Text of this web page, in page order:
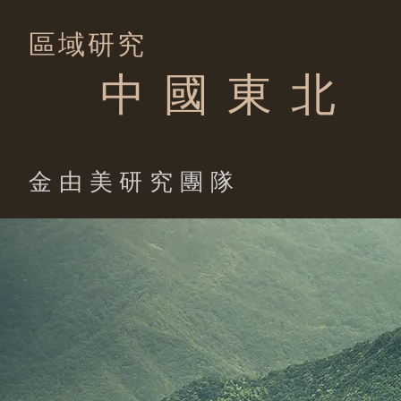
區域研究
中 國 東 北
​金由美研究團隊